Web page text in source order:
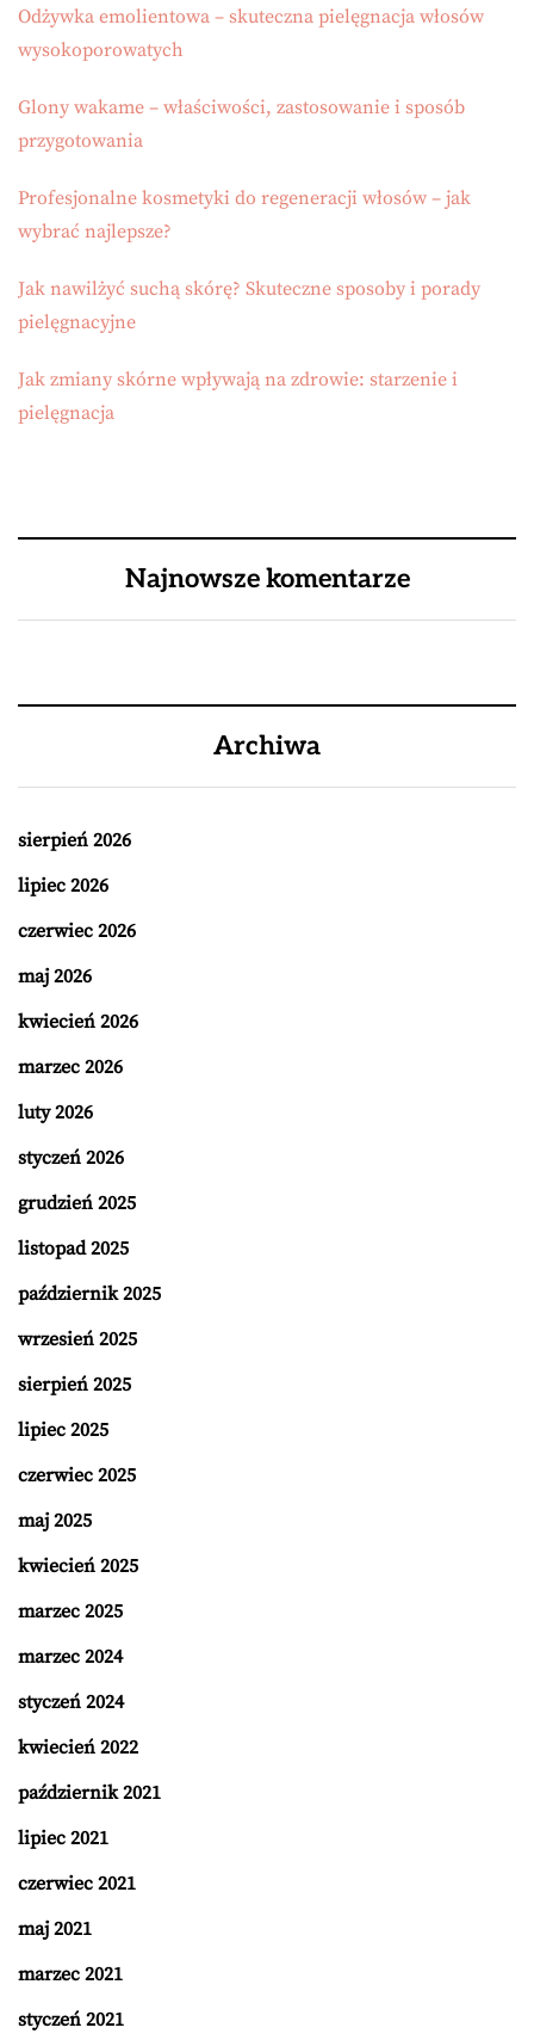
Odżywka emolientowa – skuteczna pielęgnacja włosów
wysokoporowatych
Glony wakame – właściwości, zastosowanie i sposób
przygotowania
Profesjonalne kosmetyki do regeneracji włosów – jak
wybrać najlepsze?
Jak nawilżyć suchą skórę? Skuteczne sposoby i porady
pielęgnacyjne
Jak zmiany skórne wpływają na zdrowie: starzenie i
pielęgnacja
Najnowsze komentarze
Archiwa
sierpień 2026
lipiec 2026
czerwiec 2026
maj 2026
kwiecień 2026
marzec 2026
luty 2026
styczeń 2026
grudzień 2025
listopad 2025
październik 2025
wrzesień 2025
sierpień 2025
lipiec 2025
czerwiec 2025
maj 2025
kwiecień 2025
marzec 2025
marzec 2024
styczeń 2024
kwiecień 2022
październik 2021
lipiec 2021
czerwiec 2021
maj 2021
marzec 2021
styczeń 2021